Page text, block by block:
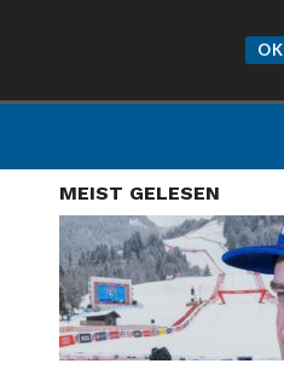
OK
MEIST GELESEN